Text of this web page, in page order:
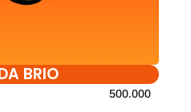
BRIO
500.000